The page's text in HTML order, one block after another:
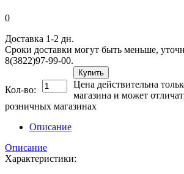
0
Доставка 1-2 дн.
Сроки доставки могут быть меньше,
8(3822)97-99-00.
Кол-во:
Купить
Цена действительна
магазина и может
розничных магазинах
Описание
Описание
Характеристики: